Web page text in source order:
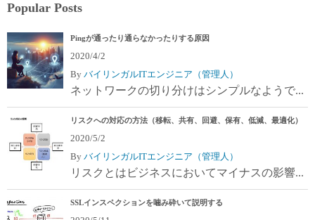
Popular Posts
Pingが通ったり通らなかったりする原因
2020/4/2
By バイリンガルITエンジニア（管理人）
ネットワークの切り分けはシンプルなようで...
リスクへの対応の方法（移転、共有、回避、保有、低減、最適化）
2020/5/2
By バイリンガルITエンジニア（管理人）
リスクとはビジネスにおいてマイナスの影響...
SSLインスペクションを噛み砕いて説明する